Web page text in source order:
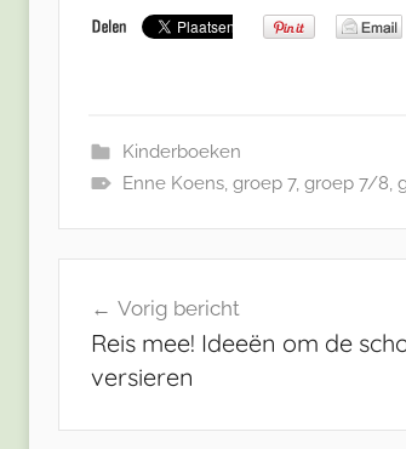
Kinderboeken
Enne Koens, groep 7, groep 7/8,
navigatie
Vorig bericht
Reis mee! Ideeën om de
versieren